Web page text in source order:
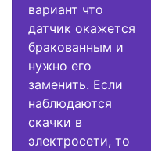
вариант что
датчик окажется
бракованным и
нужно его
заменить. Если
наблюдаются
скачки в
электросети, то